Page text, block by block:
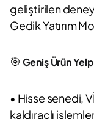
geliştirilen
Gedik Yatırım
🎯 Geniş Ürün
• Hisse senedi,
kaldıraçlı